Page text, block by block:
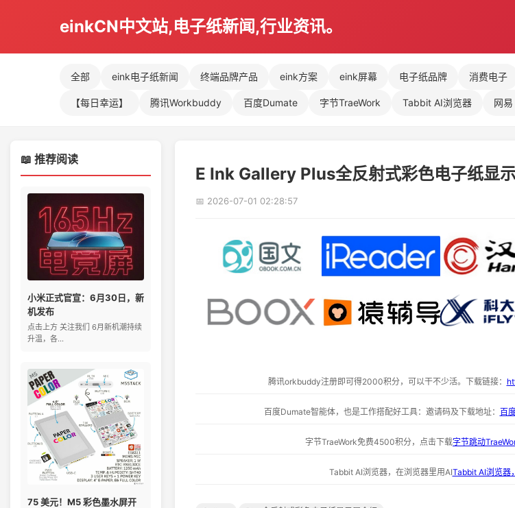
einkCN中文站,电子纸新闻,行业资讯。
全部 eink电子纸新闻 终端品牌产品 eink方案 eink屏幕 电子纸品牌 消费电子
【每日幸运】 腾讯Workbuddy 百度Dumate 字节TraeWork Tabbit AI浏览器 网
📖 推荐阅读
小米正式官宣：6月30日，新
机发布
点击上方 关注我们 6月新机潮持续
升温，各...
75 美元！M5 彩色墨水屏开
E Ink Gallery Plus全反射式彩色电子纸显
📅 2026-07-01 02:28:57
腾讯orkbuddy注册即可得2000积分，可以干不少活。下载链接：
百度Dumate智能体，也是工作搭配好工具：邀请码及下载地址： 百
字节TraeWork免费4500积分，点击下载字节跳动
Tabbit AI浏览器，在浏览器里用AITabbit AI浏览器